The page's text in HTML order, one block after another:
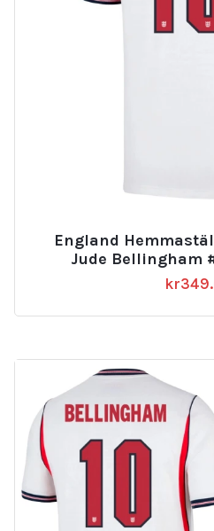
England
Jude Bellingham
kr